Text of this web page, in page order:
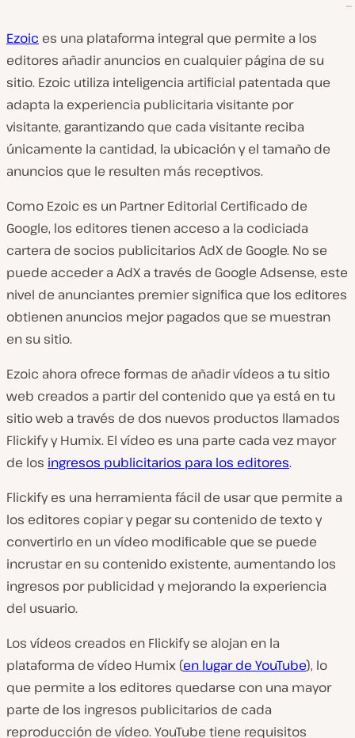
Ezoic es una plataforma integral que permite a los
editores añadir anuncios en cualquier página de su
sitio. Ezoic utiliza inteligencia artificial patentada que
adapta la experiencia publicitaria visitante por
visitante, garantizando que cada visitante reciba
únicamente la cantidad, la ubicación y el tamaño de
anuncios que le resulten más receptivos.
Como Ezoic es un Partner Editorial Certificado de
Google, los editores tienen acceso a la codiciada
cartera de socios publicitarios AdX de Google. No se
puede acceder a AdX a través de Google Adsense, este
nivel de anunciantes premier significa que los editores
obtienen anuncios mejor pagados que se muestran
en su sitio.
Ezoic ahora ofrece formas de añadir vídeos a tu sitio
web creados a partir del contenido que ya está en tu
sitio web a través de dos nuevos productos llamados
Flickify y Humix. El vídeo es una parte cada vez mayor
de los ingresos publicitarios para los editores.
Flickify es una herramienta fácil de usar que permite a
los editores copiar y pegar su contenido de texto y
convertirlo en un vídeo modificable que se puede
incrustar en su contenido existente, aumentando los
ingresos por publicidad y mejorando la experiencia
del usuario.
Los vídeos creados en Flickify se alojan en la
plataforma de vídeo Humix (en lugar de YouTube), lo
que permite a los editores quedarse con una mayor
parte de los ingresos publicitarios de cada
reproducción de vídeo. YouTube tiene requisitos